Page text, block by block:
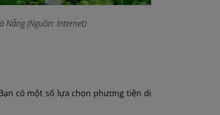
Nẵng (Nguồn: Internet)
có một số lựa chọn phương tiện di